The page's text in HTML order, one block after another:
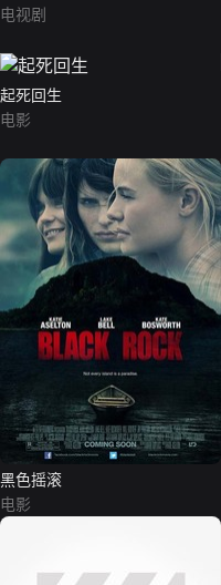
电视剧
起死回生
电影
黑色摇滚
电影